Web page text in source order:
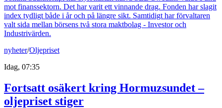
mot finanssektorn. Det har varit ett vinnande drag. Fonden har slagit
index tydligt både i år och på längre sikt. Samtidigt har förvaltaren
valt sida mellan börsens två stora maktbolag - Investor och
Industrivärden.
nyheter/Oljepriset
Idag, 07:35
Fortsatt osäkert kring Hormuzsundet –
oljepriset stiger